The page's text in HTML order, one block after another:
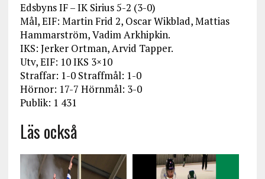
Edsbyns IF – IK Sirius 5-2 (3-0)
Mål, EIF: Martin Frid 2, Oscar Wikblad, Mattias
Hammarström, Vadim Arkhipkin.
IKS: Jerker Ortman, Arvid Tapper.
Utv, EIF: 10 IKS 3×10
Straffar: 1-0 Straffmål: 1-0
Hörnor: 17-7 Hörnmål: 3-0
Publik: 1 431
Läs också